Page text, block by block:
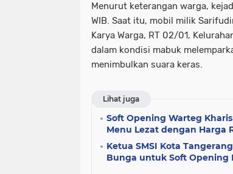
Menurut keterangan warga,
WIB. Saat itu, mobil milik
Karya Warga, RT 02/01,
dalam kondisi mabuk
menimbulkan suara keras.
Lihat juga
Soft Opening Warteg
Menu Lezat dengan Harga
Ketua SMSI Kota
Bunga untuk Soft Opening